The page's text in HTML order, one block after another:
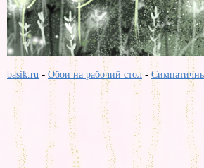
basik.ru - Обои на рабочий стол -